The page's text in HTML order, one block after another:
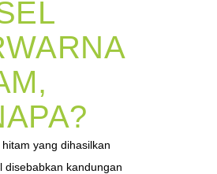
yang dihasilkan
disebabkan kandungan